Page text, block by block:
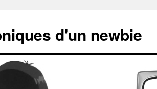
d'un newbie